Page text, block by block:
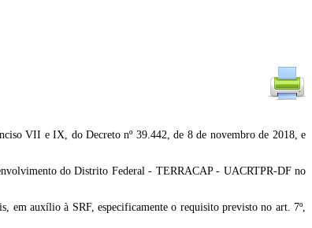
VII e IX, do Decreto nº 39.442, de 8 de novembro de 2018, e
do Distrito Federal - TERRACAP - UACRTPR-DF no
em auxílio à SRF, especificamente o requisito previsto no art. 7º,